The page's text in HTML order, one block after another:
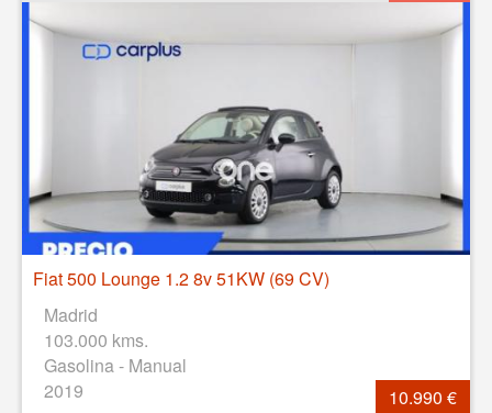
Fiat 500 Lounge 1.2 8v 51KW (69 CV)
Madrid
103.000 kms.
Gasolina - Manual
2019
10.990 €